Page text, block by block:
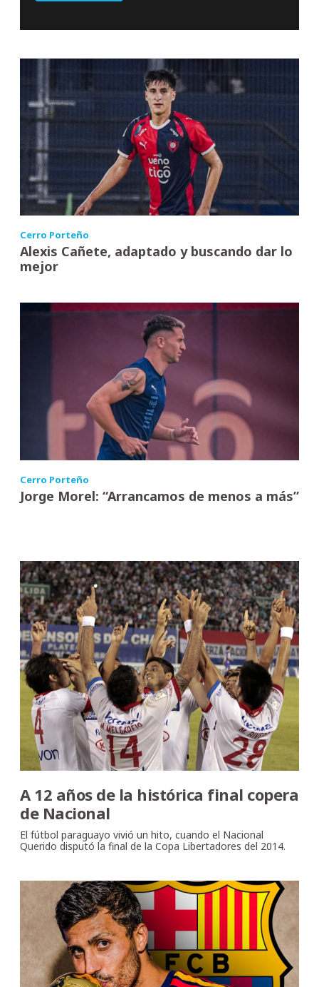
Cerro Porteño
Alexis Cañete, adaptado y buscando dar lo
mejor
Cerro Porteño
Jorge Morel: “Arrancamos de menos a más”
A 12 años de la histórica final copera
de Nacional
El fútbol paraguayo vivió un hito, cuando el Nacional
Querido disputó la final de la Copa Libertadores del 2014.